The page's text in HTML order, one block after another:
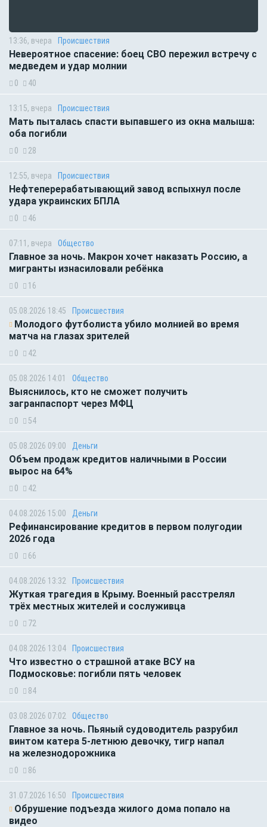
13:36, вчера Происшествия
Невероятное спасение: боец СВО пережил встречу с
медведем и удар молнии
0 40
13:15, вчера Происшествия
Мать пыталась спасти выпавшего из окна малыша:
оба погибли
0 28
12:55, вчера Происшествия
Нефтеперерабатывающий завод вспыхнул после
удара украинских БПЛА
0 46
07:11, вчера Общество
Главное за ночь. Макрон хочет наказать Россию, а
мигранты изнасиловали ребёнка
0 16
05.08.2026 18:45 Происшествия
Молодого футболиста убило молнией во время
матча на глазах зрителей
0 42
05.08.2026 14:01 Общество
Выяснилось, кто не сможет получить
загранпаспорт через МФЦ
0 54
05.08.2026 09:00 Деньги
Объем продаж кредитов наличными в России
вырос на 64%
0 42
04.08.2026 15:00 Деньги
Рефинансирование кредитов в первом полугодии
2026 года
0 66
04.08.2026 13:32 Происшествия
Жуткая трагедия в Крыму. Военный расстрелял
трёх местных жителей и сослуживца
0 72
04.08.2026 13:04 Происшествия
Что известно о страшной атаке ВСУ на
Подмосковье: погибли пять человек
0 84
03.08.2026 07:02 Общество
Главное за ночь. Пьяный судоводитель разрубил
винтом катера 5-летнюю девочку, тигр напал
на железнодорожника
0 86
31.07.2026 16:50 Происшествия
Обрушение подъезда жилого дома попало на
видео